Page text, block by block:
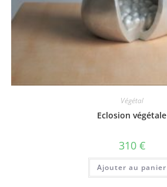
Végétal
Eclosion végétale
310 €
Ajouter au panier